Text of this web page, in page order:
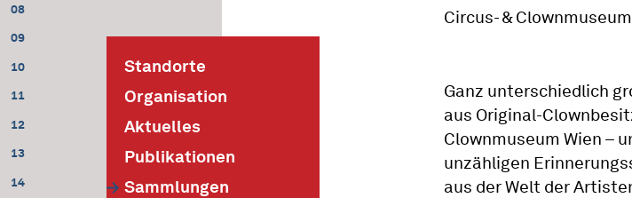
08
09
10
11
12
13
14
Standorte
Organisation
Aktuelles
Publikationen
Sammlungen
Ganz unterschiedlich
aus Original-
Clownmuseum Wien –
unzähligen
aus der Welt der